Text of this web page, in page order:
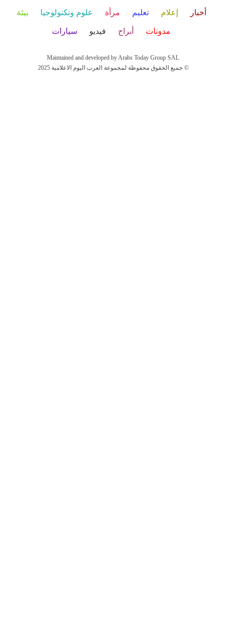
أخبار إعلام تعليم مرأة علوم وتكنولوجيا بيئة
مدونات أبراج فيديو سيارات
Maintained and developed by Arabs Today Group SAL
جميع الحقوق محفوظة لمجموعة العرب اليوم الاعلامية 2025 ©